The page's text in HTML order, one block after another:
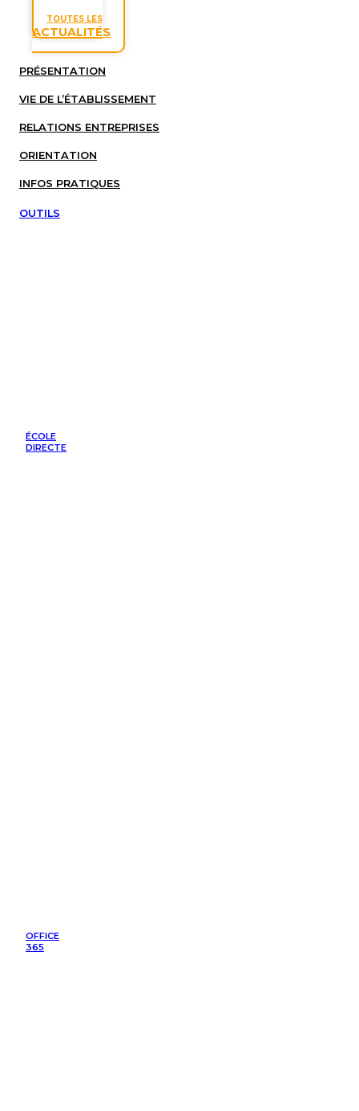
TOUTES LES
ACTUALITÉS
PRÉSENTATION
VIE DE L’ÉTABLISSEMENT
RELATIONS ENTREPRISES
ORIENTATION
INFOS PRATIQUES
OUTILS
ÉCOLE
DIRECTE
OFFICE
365